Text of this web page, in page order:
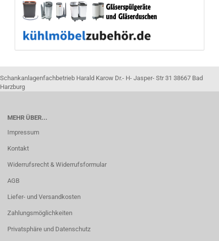
Schankanlagenfachbetrieb Harald Karow Dr.- H- Jasper- Str 31 38667 Bad
Harzburg
MEHR ÜBER...
Impressum
Kontakt
Widerrufsrecht & Widerrufsformular
AGB
Liefer- und Versandkosten
Zahlungsmöglichkeiten
Privatsphäre und Datenschutz